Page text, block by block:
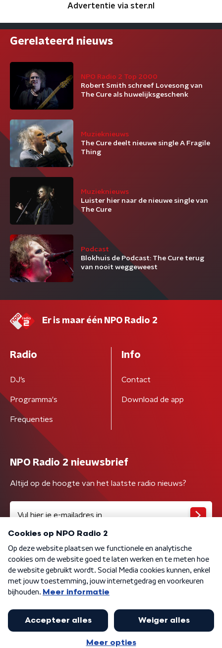
Advertentie via ster.nl
Gerelateerd nieuws
NPO Radio 2 Top 2000
Robert Smith schreef Lovesong van
The Cure als huwelijksgeschenk
Muzieknieuws
The Cure deelt nieuwe single A Fragile
Thing
Muzieknieuws
Luister hier naar de nieuwe single van
The Cure
Podcast
Blokhuis de Podcast: The Cure terug
van nooit weggeweest
Er is maar één NPO Radio 2
Radio
DJ’s
Programma's
Frequenties
Info
Contact
Download de app
NPO Radio 2 nieuwsbrief
Altijd op de hoogte van het laatste radio nieuws?
Algemene voorwaarden